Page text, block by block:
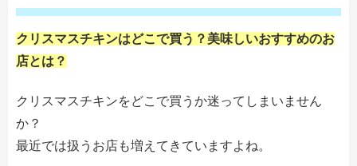
クリスマスチキンはどこで買う？美味しいおすすめのお
店とは？
クリスマスチキンをどこで買うか迷ってしまいません
か？
最近では扱うお店も増えてきていますよね。